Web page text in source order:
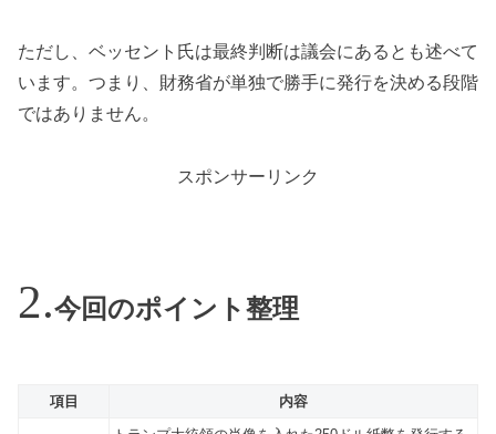
ただし、ベッセント氏は最終判断は議会にあるとも述べて
います。つまり、財務省が単独で勝手に発行を決める段階
ではありません。
スポンサーリンク
今回のポイント整理
項目 内容